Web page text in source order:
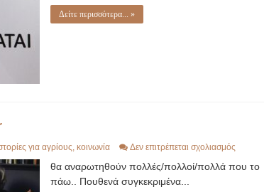
Δείτε περισσότερα... »
για αγρίους κοινωνία Δεν επιτρέπεται σχολιασμόςστο
Glamour
θα αναρωτηθούν πολλές/πολλοί/πολλά που το
πάω.. Πουθενά συγκεκριμένα...